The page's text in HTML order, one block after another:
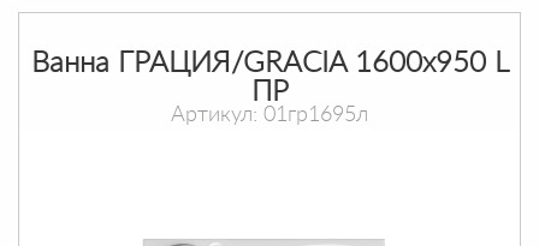
Ванна ГРАЦИЯ/GRACIA 1600х950 L
ПР
Артикул: 01гр1695л